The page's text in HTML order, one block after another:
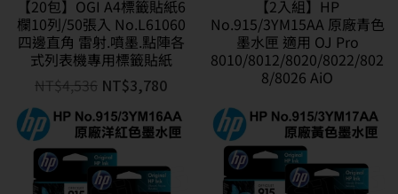
【20包】OGI A4標籤貼紙6
欄10列/50張入 No.L61060
四邊直角 雷射.噴墨.點陣各
式列表機專用標籤貼紙
NT$4,536 NT$3,780
【2入組】HP
No.915/3YM15AA 原廠青色
墨水匣 適用 OJ Pro
8010/8012/8020/8022/802
8/8026 AiO